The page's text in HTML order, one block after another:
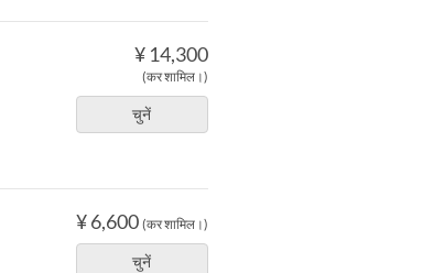
¥ 14,300
(कर शामिल।)
चुनें
¥ 6,600 (कर शामिल।)
चुनें